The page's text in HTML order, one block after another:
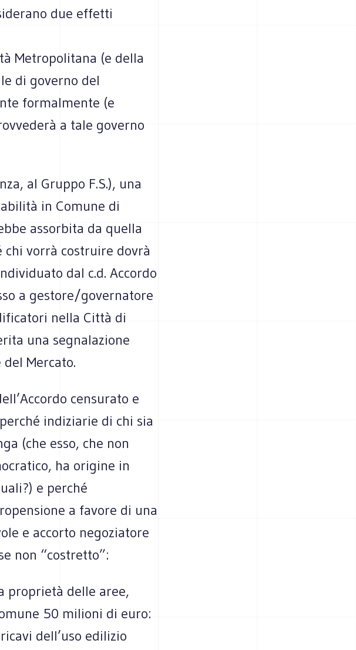
due effetti
Metropolitana (e della
di governo del
formalmente (e
a tale governo
al Gruppo F.S.), una
in Comune di
assorbita da quella
chi vorrà costruire dovrà
dal c.d. Accordo
a gestore/governatore
nella Città di
una segnalazione
Mercato.
censurato e
indiziarie di chi sia
(che esso, che non
ha origine in
e perché
a favore di una
e accorto negoziatore
non “costretto”:
proprietà delle aree,
50 milioni di euro:
dell’uso edilizio